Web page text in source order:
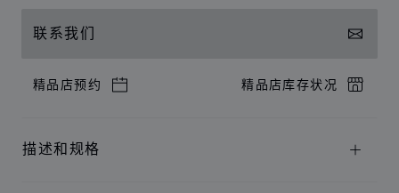
联系我们
精品店预约 精品店库存状况
描述和规格